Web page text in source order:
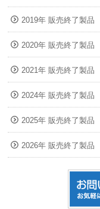
2019年 販売終了製品
2020年 販売終了製品
2021年 販売終了製品
2024年 販売終了製品
2025年 販売終了製品
2026年 販売終了製品